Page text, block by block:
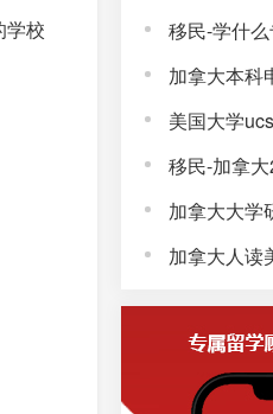
校
移民-学什
加拿大本科
美国大学
移民-加拿
加拿大大学
加拿大人读